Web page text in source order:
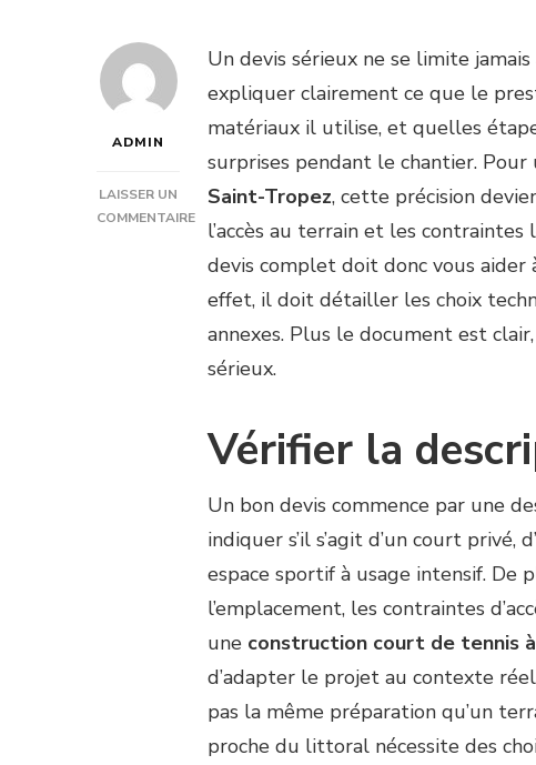
ADMIN
LAISSER UN
COMMENTAIRE
CONSTRUCTION
Un devis sérieux ne se limite
expliquer clairement ce que le
matériaux il utilise, et quelles
surprises pendant le chantier.
Saint-Tropez, cette précision
l’accès au terrain et les
devis complet doit donc vous
effet, il doit détailler les choix
annexes. Plus le document est
sérieux.
Vérifier la
Un bon devis commence par une
indiquer s’il s’agit d’un court
espace sportif à usage intensif. De
l’emplacement, les contraintes
une construction court de tennis
d’adapter le projet au contexte
pas la même préparation qu’un
proche du littoral nécessite des